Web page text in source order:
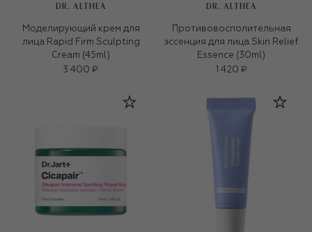
DR. ALTHEA
Моделирующий крем для
лица Rapid Firm Sculpting
Cream (45ml)
3 400 ₽
DR. ALTHEA
Противовосполительная
эссенция для лица Skin Relief
Essence (30ml)
1 420 ₽